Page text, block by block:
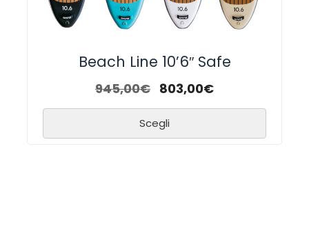
Beach Line 10’6″ Safe
945,00€ 803,00€
Scegli